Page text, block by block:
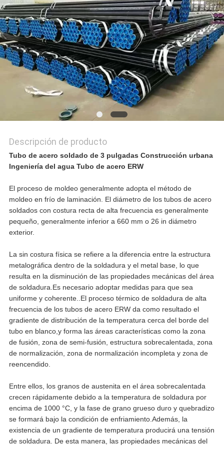
DEL
SITIO
POLÍTICA
PRIVACIDAD
Descripción de producto
Tubo de acero soldado de 3 pulgadas Construcción urbana
Ingeniería del agua Tubo de acero ERW
El proceso de moldeo generalmente adopta el método de
moldeo en frío de laminación. El diámetro de los tubos de acero
soldados con costura recta de alta frecuencia es generalmente
pequeño, generalmente inferior a 660 mm o 26 in diámetro
exterior.
La sin costura física se refiere a la diferencia entre la estructura
metalográfica dentro de la soldadura y el metal base, lo que
resulta en la disminución de las propiedades mecánicas del área
de soldadura.Es necesario adoptar medidas para que sea
uniforme y coherente..El proceso térmico de soldadura de alta
frecuencia de los tubos de acero ERW da como resultado el
gradiente de distribución de la temperatura cerca del borde del
tubo en blanco,y forma las áreas características como la zona
de fusión, zona de semi-fusión, estructura sobrecalentada, zona
de normalización, zona de normalización incompleta y zona de
reencendido.
Entre ellos, los granos de austenita en el área sobrecalentada
crecen rápidamente debido a la temperatura de soldadura por
encima de 1000 °C, y la fase de grano grueso duro y quebradizo
se formará bajo la condición de enfriamiento.Además, la
existencia de un gradiente de temperatura producirá una tensión
de soldadura. De esta manera, las propiedades mecánicas del